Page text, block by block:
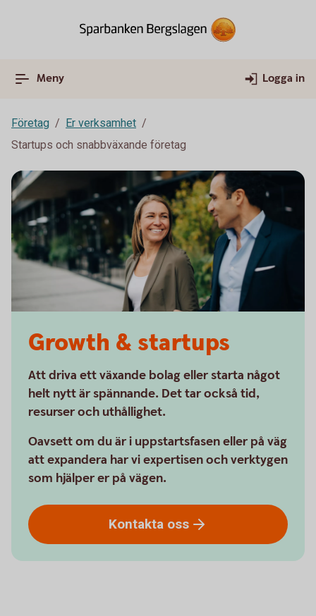
Meny Logga in
Företag
Er verksamhet
Startups och snabbväxande företag
Growth & startups
Att driva ett växande bolag eller starta något
helt nytt är spännande. Det tar också tid,
resurser och uthållighet.
Oavsett om du är i uppstartsfasen eller på väg
att expandera har vi expertisen och verktygen
som hjälper er på vägen.
Kontakta oss